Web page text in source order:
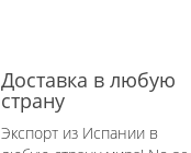
Доставка в любую
страну
Экспорт из Испании в